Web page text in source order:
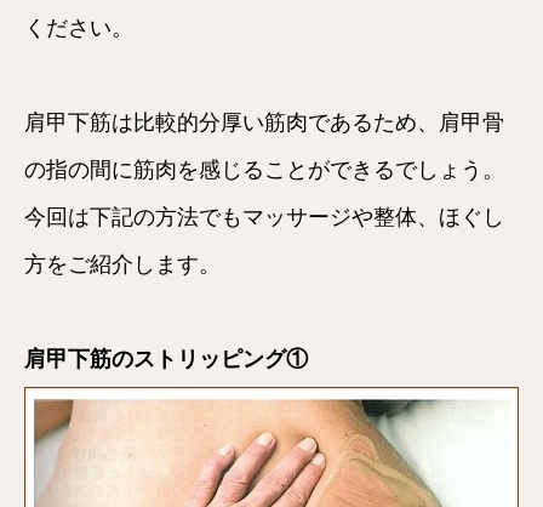
ください。
肩甲下筋は比較的分厚い筋肉であるため、肩甲骨
の指の間に筋肉を感じることができるでしょう。
今回は下記の方法でもマッサージや整体、ほぐし
方をご紹介します。
肩甲下筋のストリッピング①